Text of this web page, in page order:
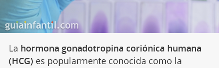
La hormona gonadotropina coriónica humana
(HCG) es popularmente conocida como la